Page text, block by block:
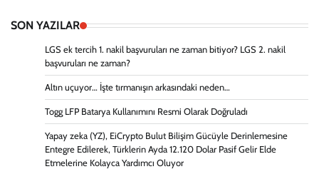
SON YAZILAR
LGS ek tercih 1. nakil başvuruları ne zaman bitiyor? LGS 2. nakil
başvuruları ne zaman?
Altın uçuyor… İşte tırmanışın arkasındaki neden…
Togg LFP Batarya Kullanımını Resmi Olarak Doğruladı
Yapay zeka (YZ), EiCrypto Bulut Bilişim Gücüyle Derinlemesine
Entegre Edilerek, Türklerin Ayda 12.120 Dolar Pasif Gelir Elde
Etmelerine Kolayca Yardımcı Oluyor